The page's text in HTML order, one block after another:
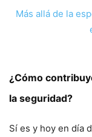
Más allá de la
¿Cómo
la seguridad?
Sí es y hoy en día